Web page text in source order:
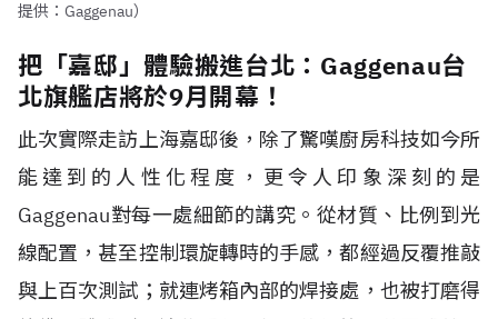
提供：Gaggenau）
把「嘉邸」體驗搬進台北：Gaggenau台
北旗艦店將於9月開幕！
此次實際走訪上海嘉邸後，除了驚嘆廚房科技如今所
能達到的人性化程度，更令人印象深刻的是
Gaggenau對每一處細節的講究。從材質、比例到光
線配置，甚至控制環旋轉時的手感，都經過反覆推敲
與上百次測試；就連烤箱內部的焊接處，也被打磨得